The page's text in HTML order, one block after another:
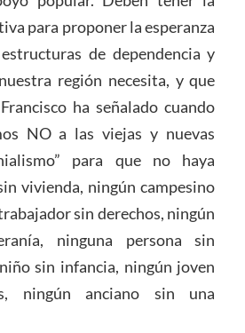
para proponer la esperanza
de dependencia y
región necesita, y que
ha señalado cuando
NO a las viejas y nuevas
para que no haya
vivienda, ningún campesino
sin derechos, ningún
ninguna persona sin
sin infancia, ningún joven
ningún anciano sin una